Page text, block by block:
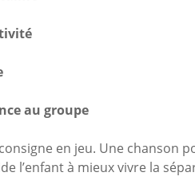
au groupe
en jeu. Une chanson
l’enfant à mieux vivre la